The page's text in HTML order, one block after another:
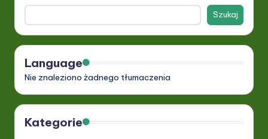
Szukaj
Language
Nie znaleziono żadnego tłumaczenia
Kategorie